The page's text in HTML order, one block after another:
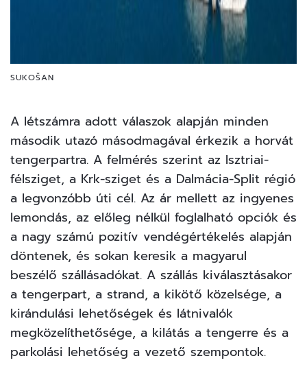
SUKOŠAN
A létszámra adott válaszok alapján minden
második utazó másodmagával érkezik a horvát
tengerpartra. A felmérés szerint az Isztriai-
félsziget, a Krk-sziget és a Dalmácia-Split régió
a legvonzóbb úti cél. Az ár mellett az ingyenes
lemondás, az előleg nélkül foglalható opciók és
a nagy számú pozitív vendégértékelés alapján
döntenek, és sokan keresik a magyarul
beszélő szállásadókat. A szállás kiválasztásakor
a tengerpart, a strand, a kikötő közelsége, a
kirándulási lehetőségek és látnivalók
megközelíthetősége, a kilátás a tengerre és a
parkolási lehetőség a vezető szempontok.